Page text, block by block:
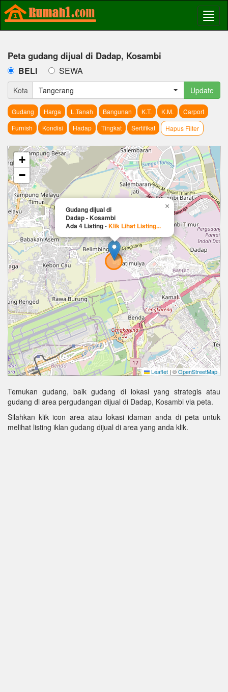
Peta gudang dijual di Dadap, Kosambi
BELI SEWA
Kota Tangerang Update
Gudang Harga L.Tanah Bangunan K.T. K.M.
Carport
Furnish
Kondisi Hadap Tingkat Sertifikat Hapus Filter
Gudang dijual di
Dadap - Kosambi
Ada 4 Listing-Klik Lihat Listing...
×
+
−
Leaflet | ©OpenStreetMap
Temukan gudang, baik gudang di lokasi yang strategis atau
gudang di area pergudangan dijual di Dadap, Kosambi via peta.
Silahkan klik icon area atau lokasi idaman anda di peta untuk
melihat listing iklan gudang dijual di area yang anda klik.